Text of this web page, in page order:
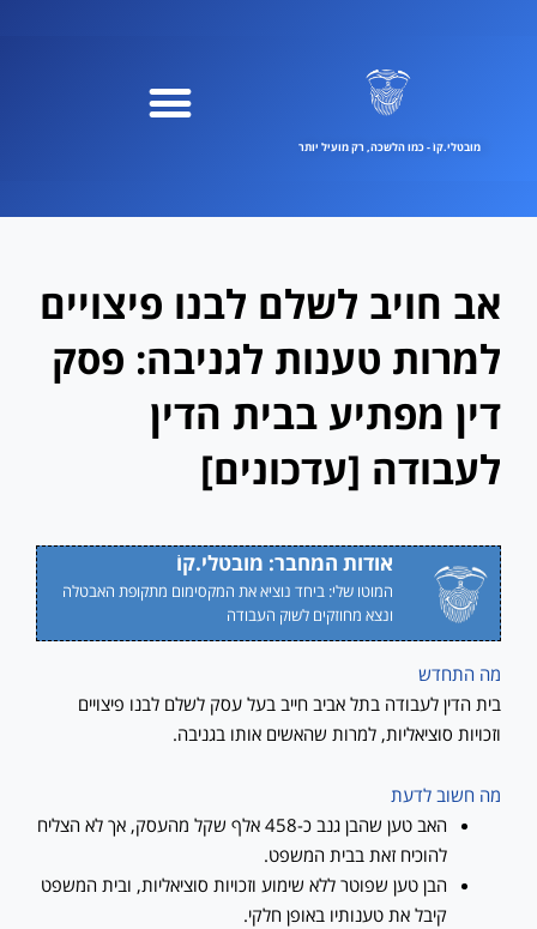
מובטלי.קוֹ - כמו הלשכה, רק מועיל יותר
אב חויב לשלם לבנו פיצויים
למרות טענות לגניבה: פסק
דין מפתיע בבית הדין
לעבודה [עדכונים]
אודות המחבר: מובטלי.קוֹ
המוטו שלי: ביחד נוציא את המקסימום מתקופת האבטלה
ונצא מחוזקים לשוק העבודה
מה התחדש
בית הדין לעבודה בתל אביב חייב בעל עסק לשלם לבנו פיצויים
וזכויות סוציאליות, למרות שהאשים אותו בגניבה.
מה חשוב לדעת
האב טען שהבן גנב כ-458 אלף שקל מהעסק, אך לא הצליח
להוכיח זאת בבית המשפט.
הבן טען שפוטר ללא שימוע וזכויות סוציאליות, ובית המשפט
קיבל את טענותיו באופן חלקי.